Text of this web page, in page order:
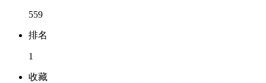
559
排名
1
收藏